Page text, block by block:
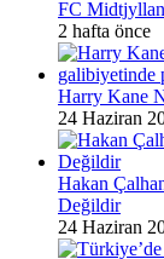
FC
2 hafta önce
Harry Kane
24 Haziran
Hakan
Değildir
24 Haziran